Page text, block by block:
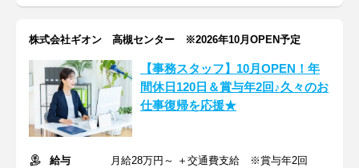
株式会社ギオン 高槻センター ※2026年10月OPEN予定
【事務スタッフ】10月OPEN！年
間休日120日＆賞与年2回♪久々のお
仕事復帰を応援★
給与
月給28万円～ ＋交通費支給 ※賞与年2回